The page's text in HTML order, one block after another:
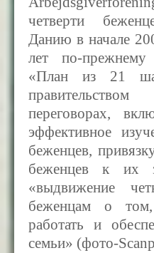
четверти
Данию в начале
лет по-
«План из 21
переговорах,
эффективное
беженцев,
беженцев к их
«выдвижение
беженцам о
работать и
семьи» (фото-